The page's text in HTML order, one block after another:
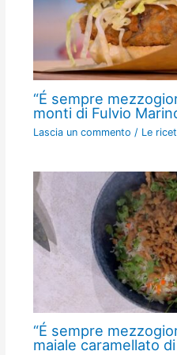
“É sempre
monti di Fulvio
Lascia un commento / Le
“É sempre
maiale caramellato